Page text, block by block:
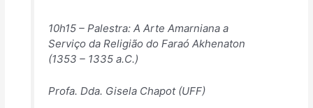
10h15 – Palestra: A Arte Amarniana a
Serviço da Religião do Faraó Akhenaton
(1353 – 1335 a.C.)
Profa. Dda. Gisela Chapot (UFF)